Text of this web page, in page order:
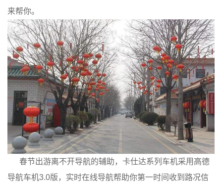
来帮你。
春节出游离不开导航的辅助，卡仕达系列车机采用高德
导航车机3.0版，实时在线导航帮助你第一时间收到路况信